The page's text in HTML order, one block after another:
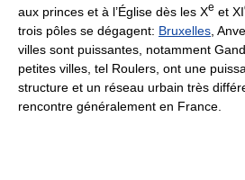
aux princes et à l’Église dès les Xe et XI
trois pôles se dégagent: Bruxelles ,
villes sont puissantes, notamment
petites villes, tel Roulers, ont une
structure et un réseau urbain très
rencontre généralement en France.